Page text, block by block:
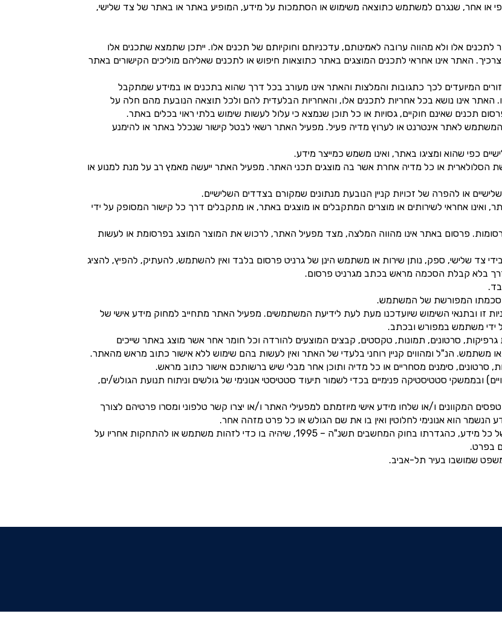
או אחר, שנגרם למשתמש כתוצאה משימוש או הסתמכות על מידע, המופיע באתר או באתר של צד שלישי,
אלו ולא מהווה ערובה לאמינותם, עדכניותם וחוקיותם של תכנים אלו. ייתכן שתמצא שתכנים אלו
האתר אינו אחראי לתכנים המוצגים באתר כתוצאות חיפוש או לתכנים שאליהם מוליכים הקישורים באתר
המיועדים לכך כתגובות והמלצות והאתר אינו מעורב בכל דרך שהוא בתכנים או במידע שמתקבל
האתר אינו נושא בכל אחריות לתכנים אלו, והאחריות הבלעדית להם ולכל תוצאה הנובעת מהם חלה על
תכנים שאינם חוקיים, גסויות או כל תוכן שנמצא כי עלול לעשות שימוש בלתי ראוי בכלים באתר.
המשתמש לאתר אינטרנט או לערוץ מדיה פעיל. מפעיל האתר רשאי לבטל קישור שנכלל באתר או להימנע
כפי שהוא ומציגו באתר, ואינו משמש כמייצר מידע.
או כל מדיה אחרת אשר בה מוצגים תכני האתר. מפעיל האתר ייעשה מאמץ רב על מנת למנוע או
או להפרה של זכויות קניין הנובעת מנתונים שמקורם בצדדים השלישיים.
ואינו אחראי לשירותים או מוצרים המתקבלים או מוצגים באתר, או מתקבלים דרך כל קישור המסופק על ידי
פרסום באתר אינו מהווה המלצה, מצד מפעיל האתר, לרכוש את המוצר המוצג בפרסומת או לעשות
בידי צד שלישי, ספק, נותן שירות או משתמש הינן של גרניט פרסום בלבד ואין להשתמש, להעתיק, להפיץ, להציג
בלא קבלת הסכמה מראש בכתב מגרניט פרסום.
הסכמתו המפורשת של המשתמש.
זו ובתנאי השימוש שיועדכנו מעת לעת לידיעת המשתמשים. מפעיל האתר מתחייב למחוק מידע אישי של
ידי משתמש במפורש ובכתב.
סרטונים, תמונות, טקסטים, קבצים המוצעים להורדה וכל חומר אחר אשר מוצג באתר שייכים
משתמש. הנ"ל ומהווים קניין רוחני בלעדי של האתר ואין לעשות בהם שימוש ללא אישור כתוב מראש מהאתר.
סימנים מסחריים או כל מדיה ותוכן אחר מבלי שיש ברשותכם אישור כתוב מראש.
ובממשקי סטטיסטיקה פנימיים בכדי לשמור תיעוד סטטיסטי אנונימי של גולשים וניתוח תנועת הגולש/ים,
המקוונים ו/או שלחו מידע אישי מיוזמתם למפעילי האתר ו/או יצרו קשר טלפוני ומסרו פרטיהם לצורך
הוא אנונימי לחלוטין ואין בו את שם הגולש או כל פרט מזהה אחר.
מפעיל האתר לא ייחשב כמפר התחייבות לפרטיות או פוגע בפרטיות משתמש בשל כל מידע, כהגדרתו בחוק המחשבים תשנ"ה – 1995, שיהיה בו כדי לזהות משתמש או להתחקות אחריו על
בפרט.
שמושבו בעיר תל-אביב.